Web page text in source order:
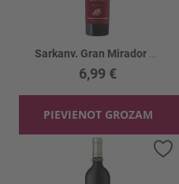
6,99 €
PIEVIENOT GROZAM